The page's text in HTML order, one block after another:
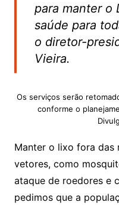
para manter o
saúde para
o diretor-
Vieira.
Os serviços serão
conforme o
Manter o lixo fora das
vetores, como
ataque de roedores e
pedimos que a